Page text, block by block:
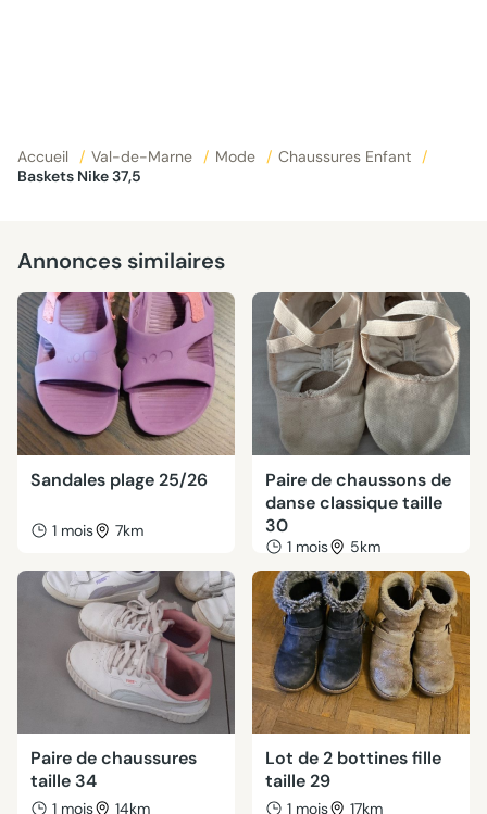
Accueil / Val-de-Marne / Mode / Chaussures Enfant
/
baskets Nike 37,5
Annonces similaires
Sandales plage 25/26
1 mois 7km
Paire de chaussons de
danse classique taille
30
1 mois 5km
Paire de chaussures
taille 34
1 mois 14km
Lot de 2 bottines fille
taille 29
1 mois 17km